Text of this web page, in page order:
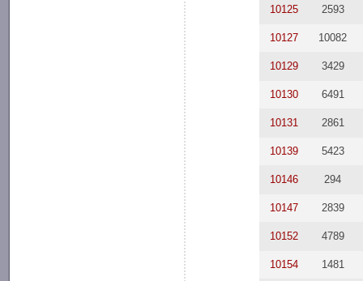
10125 2593
10127 10082
10129 3429
10130 6491
10131 2861
10139 5423
10146 294
10147 2839
10152 4789
10154 1481